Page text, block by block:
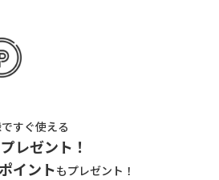
すぐ使える
レゼント！
イントもプレゼント！